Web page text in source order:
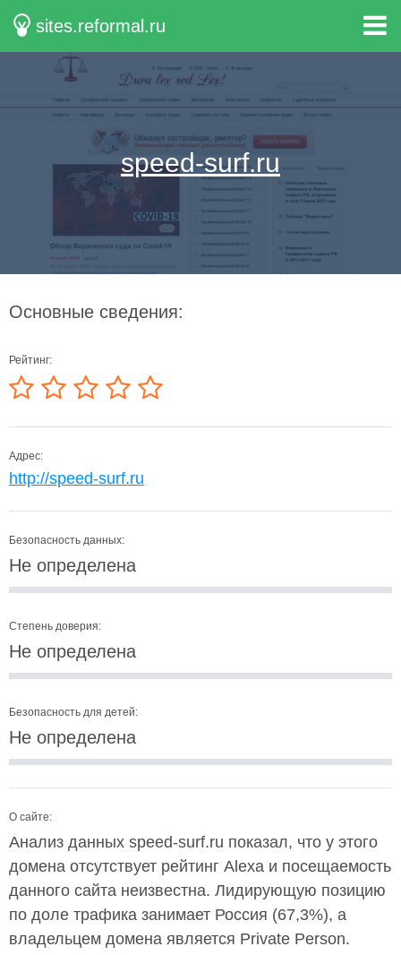
sites.reformal.ru
speed-surf.ru
Основные сведения:
Рейтинг:
Адрес:
http://speed-surf.ru
Безопасность данных:
Не определена
Степень доверия:
Не определена
Безопасность для детей:
Не определена
О сайте:
Анализ данных speed-surf.ru показал, что у этого
домена отсутствует рейтинг Alexa и посещаемость
данного сайта неизвестна. Лидирующую позицию
по доле трафика занимает Россия (67,3%), а
владельцем домена является Private Person.